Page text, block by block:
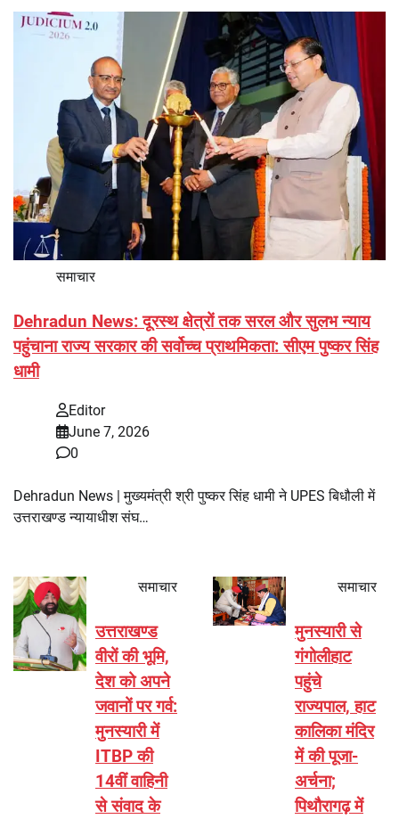
समाचार
Dehradun News: दूरस्थ क्षेत्रों तक सरल और सुलभ न्याय
पहुंचाना राज्य सरकार की सर्वोच्च प्राथमिकता: सीएम पुष्कर सिंह
धामी
Editor
June 7, 2026
0
Dehradun News | मुख्यमंत्री श्री पुष्कर सिंह धामी ने UPES बिधौली में
उत्तराखण्ड न्यायाधीश संघ…
समाचार
उत्तराखण्ड
वीरों की भूमि,
देश को अपने
जवानों पर गर्व:
मुनस्यारी में
ITBP की
14वीं वाहिनी
से संवाद के
समाचार
मुनस्यारी से
गंगोलीहाट
पहुंचे
राज्यपाल, हाट
कालिका मंदिर
में की पूजा-
अर्चना;
पिथौरागढ़ में